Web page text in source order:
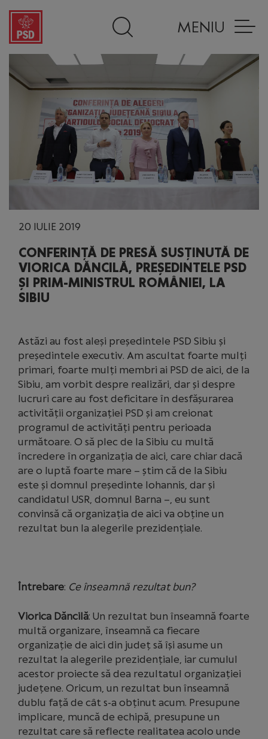
MENIU
20 IULIE 2019
CONFERINȚĂ DE PRESĂ SUSȚINUTĂ DE
VIORICA DĂNCILĂ, PREȘEDINTELE PSD
ȘI PRIM-MINISTRUL ROMÂNIEI, LA
SIBIU
Astăzi au fost aleși președintele PSD Sibiu și
președintele executiv. Am ascultat foarte mulți
primari, foarte mulți membri ai PSD de aici, de la
Sibiu, am vorbit despre realizări, dar și despre
lucruri care au fost deficitare în desfășurarea
activității organizației PSD și am creionat
programul de activități pentru perioada
următoare. O să plec de la Sibiu cu multă
încredere în organizația de aici, care chiar dacă
are o luptă foarte mare – știm că de la Sibiu
este și domnul președinte Iohannis, dar și
candidatul USR, domnul Barna –, eu sunt
convinsă că organizaţia de aici va obţine un
rezultat bun la alegerile prezidenţiale.
Întrebare: Ce înseamnă rezultat bun?
Viorica Dăncilă: Un rezultat bun înseamnă foarte
multă organizare, înseamnă ca fiecare
organizaţie de aici din judeţ să îşi asume un
rezultat la alegerile prezidenţiale, iar cumulul
acestor proiecte să dea rezultatul organizaţiei
judeţene. Oricum, un rezultat bun înseamnă
dublu faţă de cât s-a obţinut acum. Presupune
implicare, muncă de echipă, presupune un
rezultat care să reflecte realitatea acolo unde